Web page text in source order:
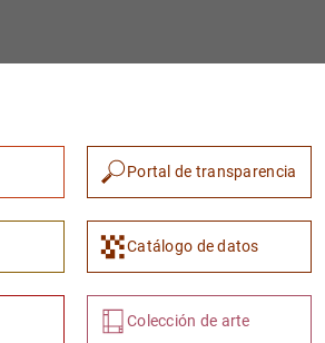
1 2
Portal de transparencia
Catálogo de datos
Colección de arte